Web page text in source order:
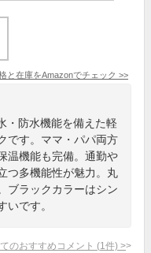
と在庫をAmazonでチェック >>
・防水機能を備えた軽
です。ママ・パパ両方
温機能も完備。通勤や
つ多機能性が魅力。丸
ブラックカラーはシン
いです。
のおすすめコメント (1 件) >